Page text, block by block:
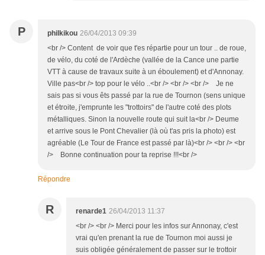
P philkikou 26/04/2013 09:39
<br /> Content de voir que t'es répartie pour un tour .. de roue,
de vélo, du coté de l'Ardèche (vallée de la Cance une partie
VTT à cause de travaux suite à un éboulement) et d'Annonay.
Ville pas<br /> top pour le vélo ..<br /> <br /> <br /> Je ne
sais pas si vous êts passé par la rue de Tournon (sens unique
et étroite, j'emprunte les "trottoirs" de l'autre coté des plots
métalliques. Sinon la nouvelle route qui suit la<br /> Deume
et arrive sous le Pont Chevalier (là où t'as pris la photo) est
agréable (Le Tour de France est passé par là)<br /> <br /> <br
/> Bonne continuation pour ta reprise !!!<br />
Répondre
R renarde1 26/04/2013 11:37
<br /> <br /> Merci pour les infos sur Annonay, c'est
vrai qu'en prenant la rue de Tournon moi aussi je
suis obligée généralement de passer sur le trottoir